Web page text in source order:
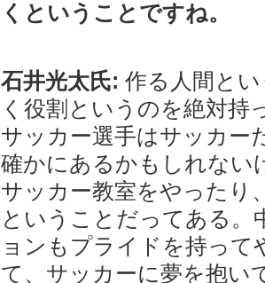
くということですね。
石井光太氏: 作る人間と
く役割というのを絶対持
サッカー選手はサッカー
確かにあるかもしれない
サッカー教室をやったり
ということだってある。
ョンもプライドを持っ
て、サッカーに夢を抱い